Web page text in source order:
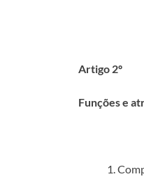
Artigo 2º
Funções e